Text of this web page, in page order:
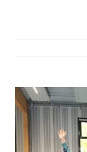
Zeige
grösseres